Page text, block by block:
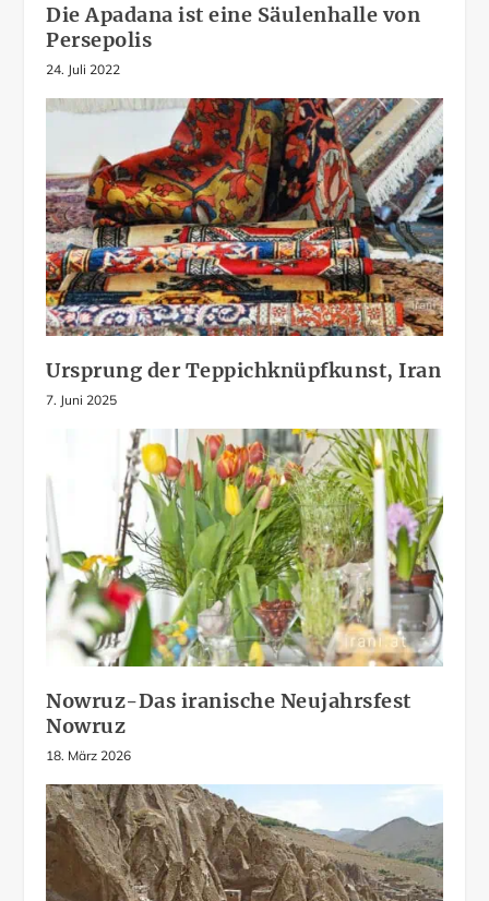
Die Apadana ist eine Säulenhalle von
Persepolis
24. Juli 2022
Ursprung der Teppichknüpfkunst, Iran
7. Juni 2025
Nowruz-Das iranische Neujahrsfest
Nowruz
18. März 2026